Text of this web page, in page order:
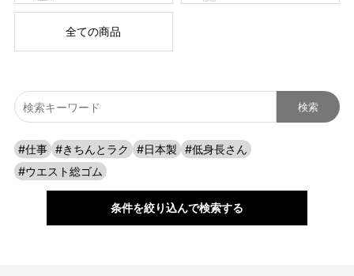
人に向けて、オンラインショップ「CAFE TABi」は日常・非
日常と分けず、近所のカフェで過ごす日常も、ふらっと楽し
全ての商品
#仕事 #きちんとラク #日本製
#低身長さん
#ウエスト総ゴム
条件を絞り込んで検索する